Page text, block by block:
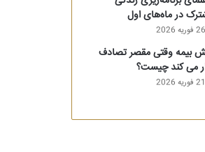
در ماه‌های اول
26 فوریه 2026
بیمه وقتی مقصر تصادف
می کند چیست؟
21 فوریه 2026